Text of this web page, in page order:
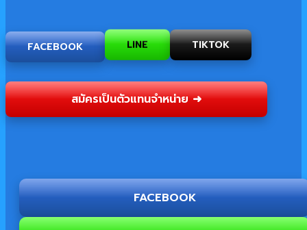
FACEBOOK LINE TIKTOK
สมัครเป็นตัวแทนจำหน่าย ➜
FACEBOOK